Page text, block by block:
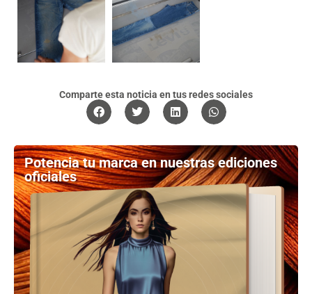
Comparte esta noticia en tus redes sociales
Potencia tu marca en nuestras ediciones
oficiales